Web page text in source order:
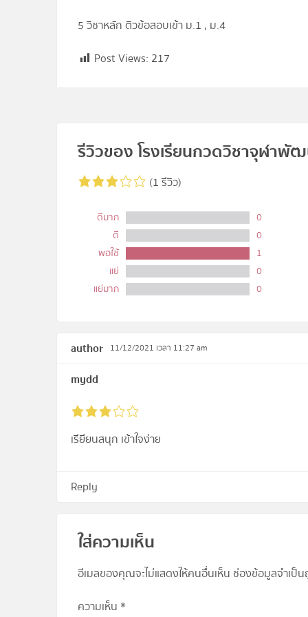
5 วิชาหลัก ติวข้อสอบเข้า ม.1 , ม.4
Post Views: 217
รีวิวของ โรงเรียนกวดวิชาจุฬาพั
(1 รีวิว)
ดีมาก
0
ดี
0
พอใช้
1
แย่
0
แย่มาก
0
author 11/12/2021 เวลา 11:27 am
mydd
เรียียนสนุก เข้าใจง่าย
Reply
ใส่ความเห็น
อีเมลของคุณจะไม่แสดงให้คนอื่นเห็น ช่องข้อมูลจำเป็
ความเห็น *